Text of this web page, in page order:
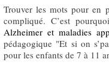
Trouver les mots pour en
compliqué. C’est
Alzheimer et maladies
pédagogique "Et si on
pour les enfants de 7 à 11